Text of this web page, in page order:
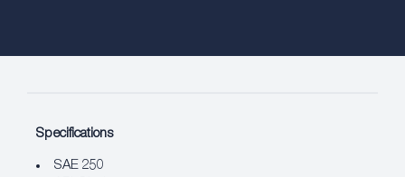
Specifications
SAE 250